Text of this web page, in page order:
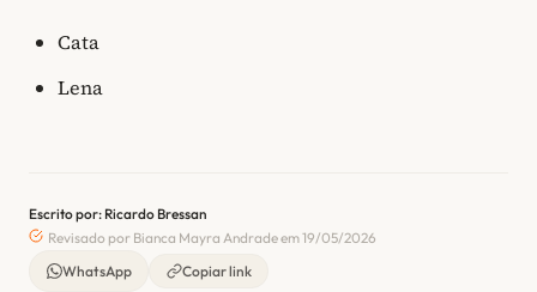
Cata
Lena
Escrito por: Ricardo Bressan
Revisado por Bianca Mayra Andrade em 19/05/2026
WhatsApp
Copiar link